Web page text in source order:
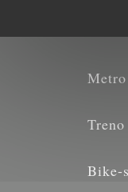
Metro
Treno
Bike-